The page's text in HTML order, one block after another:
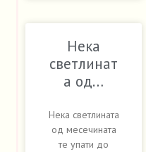
Нека
светлинат
а од…
Нека светлината
од месечината
те упати до